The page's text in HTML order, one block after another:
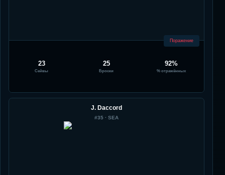
Поражение
23
Сейвы
25
Броски
92%
% отражённых
J. Daccord
#35 · SEA